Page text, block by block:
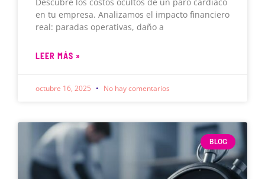
en tu empresa. Analizamos el impacto financiero
real: paradas operativas, daño a
LEER MÁS »
octubre 16, 2025 No hay comentarios
BLOG